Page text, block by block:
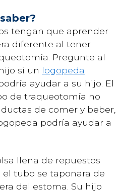
tengan que aprender
diferente al tener
Pregunte al
si un logopeda
ayudar a su hijo. El
de traqueotomía no
de comer y beber,
podría ayudar a
llena de repuestos
el tubo se taponara de
del estoma. Su hijo